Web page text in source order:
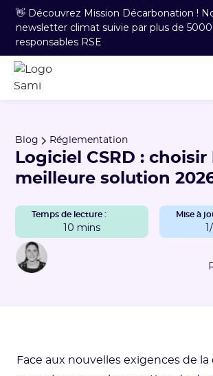
👋 Découvrez Mission Décarbonation !
newsletter climat suivie par plus de 5000
responsables RSE
Blog Réglementation
Logiciel CSRD : choisir
meilleure solution
Temps de lecture :
10 mins
Mise à
Face aux nouvelles exigences de